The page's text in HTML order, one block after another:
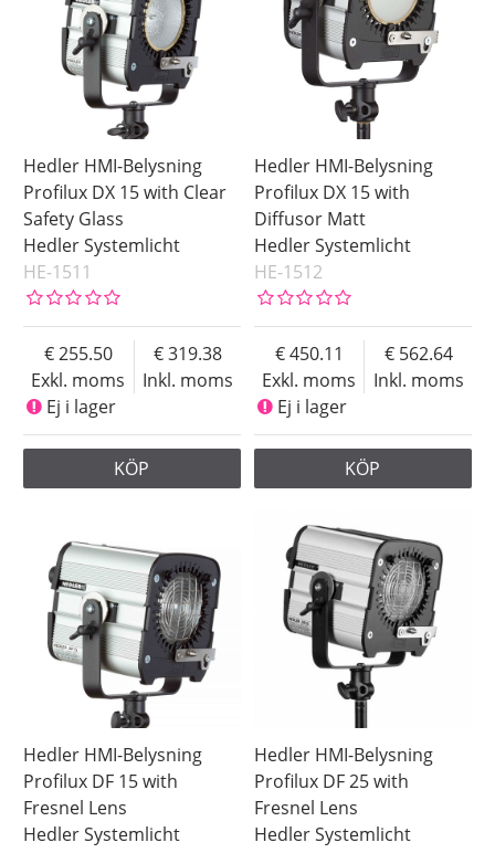
Hedler HMI-Belysning
Profilux DX 15 with Clear
Safety Glass
Hedler Systemlicht
HE-1511
Exkl. moms
255.50
Inkl. moms
319.38
Ej i lager
KÖP
Hedler HMI-Belysning
Profilux DX 15 with
Diffusor Matt
Hedler Systemlicht
HE-1512
Exkl. moms
450.11
Inkl. moms
562.64
Ej i lager
KÖP
Hedler HMI-Belysning
Profilux DF 15 with
Fresnel Lens
Hedler Systemlicht
Hedler HMI-Belysning
Profilux DF 25 with
Fresnel Lens
Hedler Systemlicht